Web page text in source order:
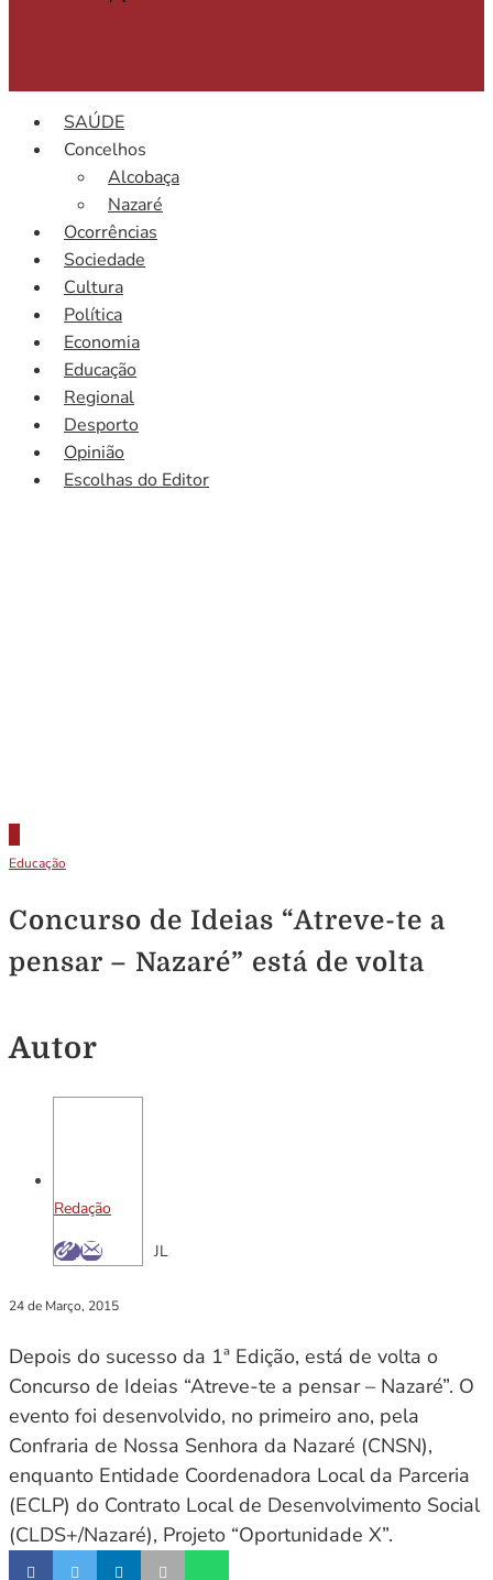
SAÚDE
Concelhos
Alcobaça
Nazaré
Ocorrências
Sociedade
Cultura
Política
Economia
Educação
Regional
Desporto
Opinião
Escolhas do Editor
Educação
Concurso de Ideias “Atreve-te a
pensar – Nazaré” está de volta
Autor
Redação
JL
24 de Março, 2015
Depois do sucesso da 1ª Edição, está de volta o
Concurso de Ideias “Atreve-te a pensar – Nazaré”. O
evento foi desenvolvido, no primeiro ano, pela
Confraria de Nossa Senhora da Nazaré (CNSN),
enquanto Entidade Coordenadora Local da Parceria
(ECLP) do Contrato Local de Desenvolvimento Social
(CLDS+/Nazaré), Projeto “Oportunidade X”.